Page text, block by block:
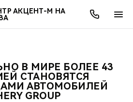
АКЦЕНТ-М НА
МОДЕЛИ
МИР CHERY
АКЦИИ
СЕРВИСЫ
КОМПАНИИ
В МИРЕ БОЛЕЕ 43
СТАНОВЯТСЯ
АВТОМОБИЛЕЙ
GROUP